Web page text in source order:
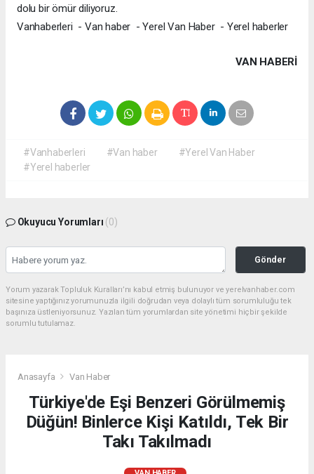
dolu bir ömür diliyoruz.
Vanhaberleri - Van haber - Yerel Van Haber - Yerel haberler
VAN HABERİ
#Vanhaberleri #Van haber
#Yerel Van Haber
#Yerel haberler
Okuyucu Yorumları (0)
Gönder
Yorum yazarak Topluluk Kuralları’nı kabul etmiş bulunuyor ve yerelvanhaber.com
sitesine yaptığınız yorumunuzla ilgili doğrudan veya dolaylı tüm sorumluluğu tek
başınıza üstleniyorsunuz. Yazılan tüm yorumlardan site yönetimi hiçbir şekilde
sorumlu tutulamaz.
Anasayfa Van Haber
Türkiye'de Eşi Benzeri Görülmemiş
Düğün! Binlerce Kişi Katıldı, Tek Bir
Takı Takılmadı